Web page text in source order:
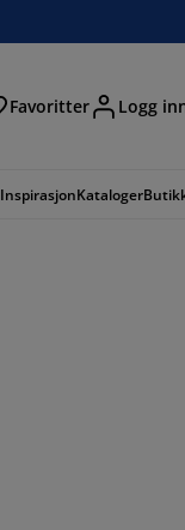
Favoritter Logg
InspirasjonKataloger